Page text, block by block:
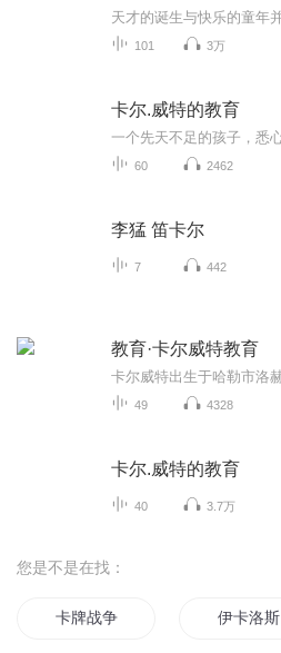
101 3万
卡尔.威特的教育
60 2462
李猛 笛卡尔
7 442
教育·卡尔威特教育
49 4328
卡尔.威特的教育
40 3.7万
您是不是在找：
卡牌战争 伊卡洛斯